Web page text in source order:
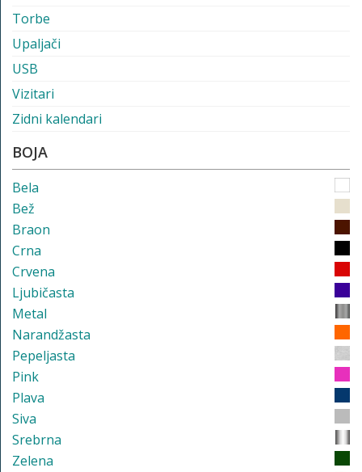
Torbe
Upaljači
USB
Vizitari
Zidni kalendari
BOJA
Bela
Bež
Braon
Crna
Crvena
Ljubičasta
Metal
Narandžasta
Pepeljasta
Pink
Plava
Siva
Srebrna
Zelena